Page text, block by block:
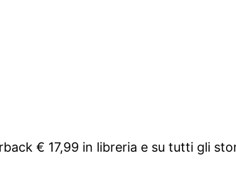
€ 17,99 in libreria e su tutti gli